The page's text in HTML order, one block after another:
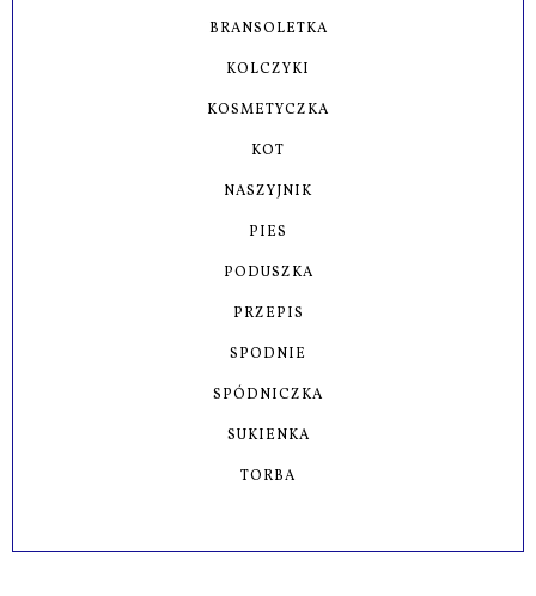
BRANSOLETKA
KOLCZYKI
KOSMETYCZKA
KOT
NASZYJNIK
PIES
PODUSZKA
PRZEPIS
SPODNIE
SPÓDNICZKA
SUKIENKA
TORBA